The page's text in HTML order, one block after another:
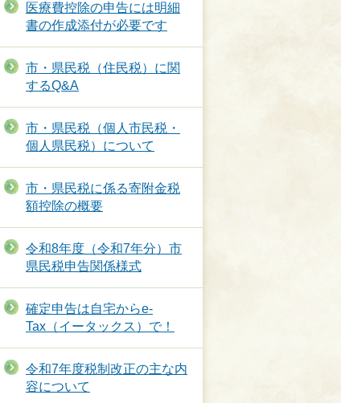
医療費控除の申告には明細
書の作成添付が必要です
市・県民税（住民税）に関
するQ&A
市・県民税（個人市民税・
個人県民税）について
市・県民税に係る寄附金税
額控除の概要
令和8年度（令和7年分）市
県民税申告関係様式
確定申告は自宅からe‐
Tax（イータックス）で！
令和7年度税制改正の主な内
容について